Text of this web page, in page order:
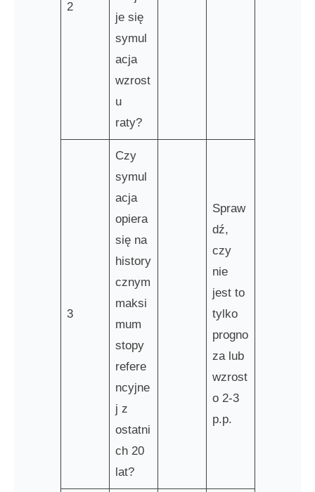
2
je się
symul
acja
wzrost
u
raty?
3
Czy
symul
acja
opiera
się na
history
cznym
maksi
mum
stopy
refere
ncyjne
j z
ostatni
ch 20
lat?
Spraw
dź,
czy
nie
jest to
tylko
progno
za lub
wzrost
o 2-3
p.p.